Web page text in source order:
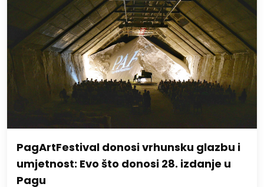
PagArtFestival donosi vrhunsku glazbu i
umjetnost: Evo što donosi 28. izdanje u
Pagu